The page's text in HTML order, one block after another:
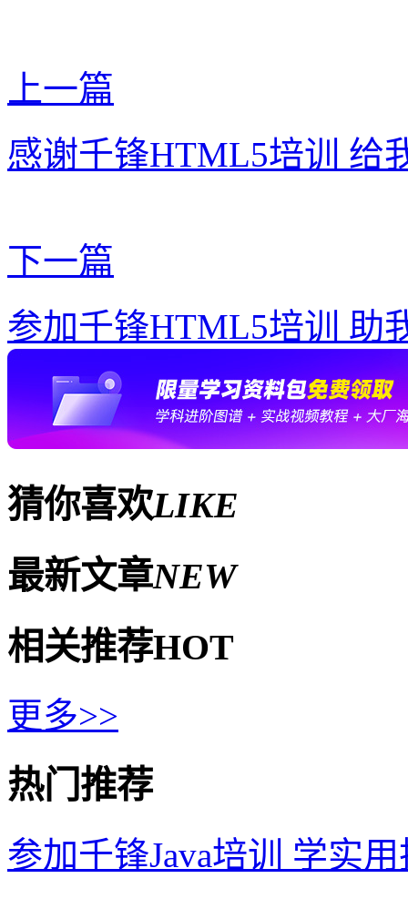
上一篇
感谢千锋HTML5培训 给
下一篇
参加千锋HTML5培训 助
猜你喜欢LIKE
最新文章NEW
相关推荐HOT
更多>>
热门推荐
参加千锋Java培训 学实